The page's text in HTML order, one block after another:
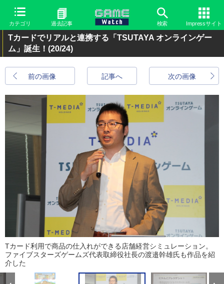
カテゴリ 過去記事 検索 Impressサイト
Tカードでリアルと連携する「TSUTAYA オンラインゲー
ム」誕生！ (20/24)
前の画像 次の画像
記事へ
Tカード利用で商品の仕入れができる店舗経営シミュレーション。
ファイブスターズゲームズ代表取締役社長の渡邉幹雄氏も作品を紹
介した